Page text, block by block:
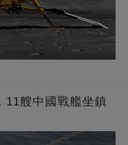
11艘中國戰艦坐鎮